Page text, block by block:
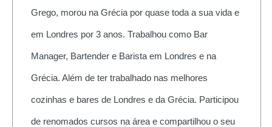
Grego, morou na Grécia por quase toda a sua vida e
em Londres por 3 anos. Trabalhou como Bar
Manager, Bartender e Barista em Londres e na
Grécia. Além de ter trabalhado nas melhores
cozinhas e bares de Londres e da Grécia. Participou
de renomados cursos na área e compartilhou o seu